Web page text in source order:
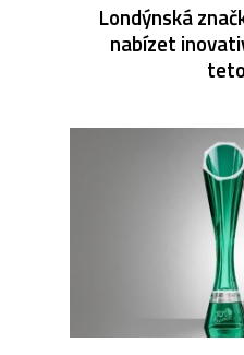
Londýnská
nabízet